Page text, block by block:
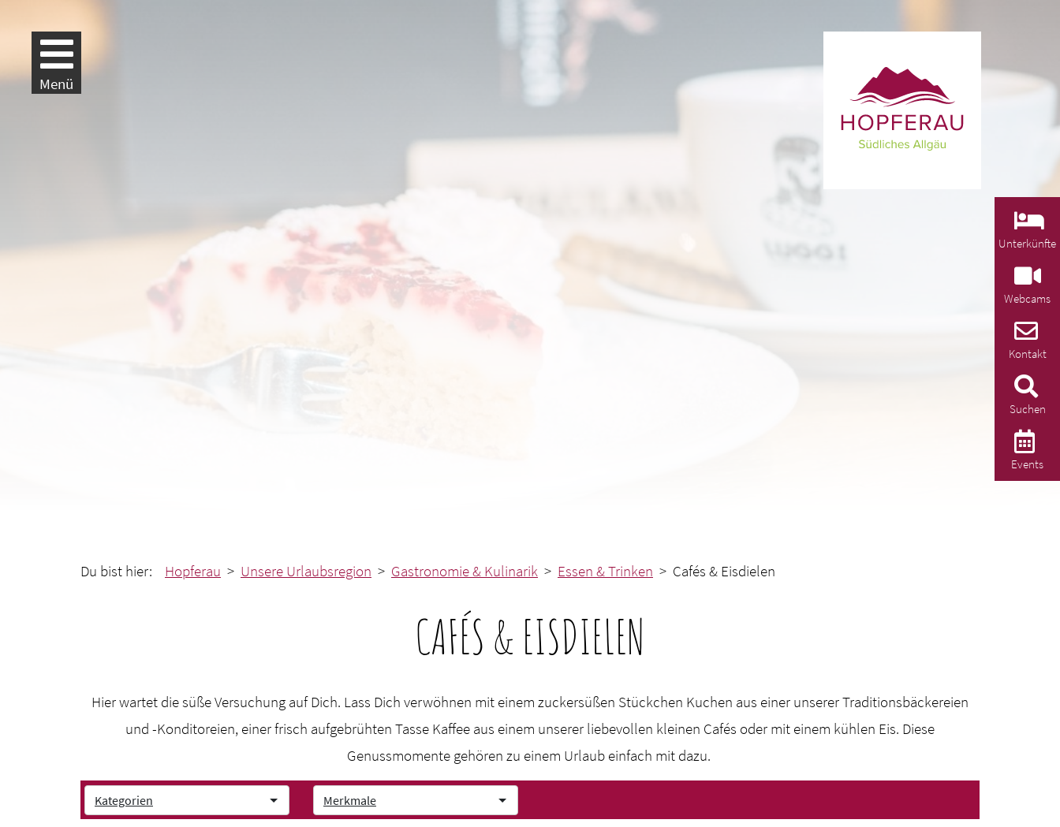
Unterkünfte
Webcams
Kontakt
Suchen
Events
Menü
Du bist hier: Hopferau > Unsere Urlaubsregion > Gastronomie & Kulinarik > Essen & Trinken > Cafés & Eisdielen
CAFÉS & EISDIELEN
Hier wartet die süße Versuchung auf Dich. Lass Dich verwöhnen mit einem zuckersüßen Stückchen Kuchen aus einer unserer Traditionsbäckereien
und -Konditoreien, einer frisch aufgebrühten Tasse Kaffee aus einem unserer liebevollen kleinen Cafés oder mit einem kühlen Eis. Diese
Genussmomente gehören zu einem Urlaub einfach mit dazu.
Kategorien Merkmale